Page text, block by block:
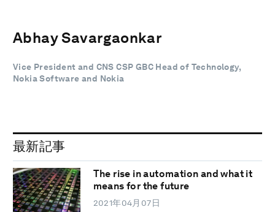
Abhay Savargaonkar
Vice President and CNS CSP GBC Head of Technology,
Nokia Software and Nokia
最新記事
The rise in automation and what it
means for the future
2021年04月07日